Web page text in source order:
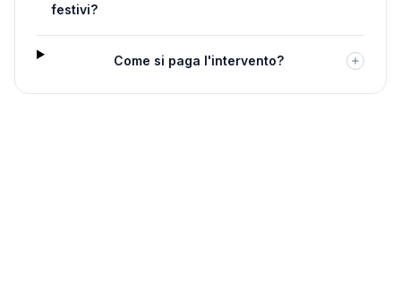
festivi?
Come si paga l'intervento?